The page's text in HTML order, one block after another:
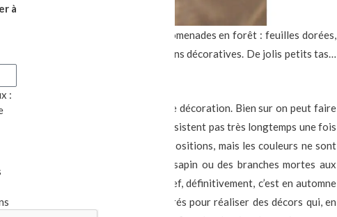
merveilles trouvées lors de nos promenades en forêt : feuilles dorées,
et en faire de belles compositions décoratives. De jolis petits tas…
fantastique pour les amateurs de décoration. Bien sur on peut faire
ces fleurs sont éphémères et ne résistent pas très longtemps une fois
d’avoine permettent de jolies compositions, mais les couleurs ne sont
peut aller couper des branches de sapin ou des branches mortes aux
peu frisquet pour se promener… Bref, définitivement, c’est en automne
« matériaux » naturels variés, colorés pour réaliser des décors qui, en
à
: